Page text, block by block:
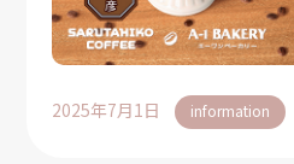
2025年7月1日 information